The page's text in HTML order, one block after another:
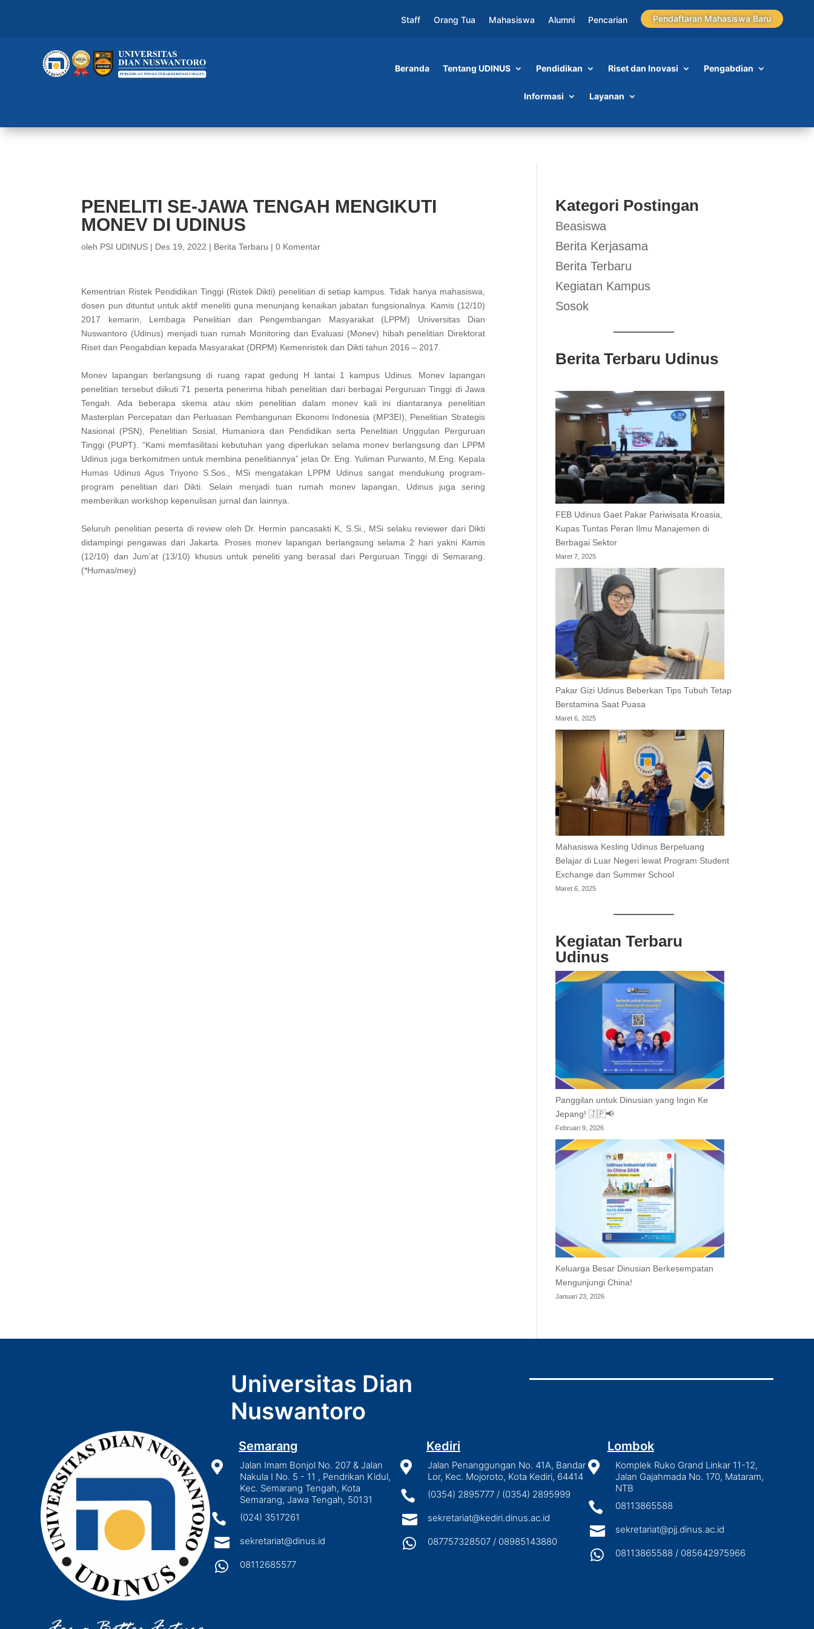
Staff Orang Tua Mahasiswa Alumni Pencarian Pendaftaran Mahasiswa Baru
Beranda Tentang UDINUS Pendidikan Riset dan Inovasi Pengabdian
Informasi Layanan
PENELITI SE-JAWA TENGAH MENGIKUTI
MONEV DI UDINUS
oleh PSI UDINUS | Des 19, 2022 | Berita Terbaru |0 Komentar
Kementrian Ristek Pendidikan Tinggi (Ristek Dikti) penelitian di setiap kampus. Tidak hanya mahasiswa,
dosen pun dituntut untuk aktif meneliti guna menunjang kenaikan jabatan fungsionalnya. Kamis (12/10)
2017 kemarin, Lembaga Penelitian dan Pengembangan Masyarakat (LPPM) Universitas Dian
Nuswantoro (Udinus) menjadi tuan rumah Monitoring dan Evaluasi (Monev) hibah penelitian Direktorat
Riset dan Pengabdian kepada Masyarakat (DRPM) Kemenristek dan Dikti tahun 2016 – 2017.
Monev lapangan berlangsung di ruang rapat gedung H lantai 1 kampus Udinus. Monev lapangan
penelitian tersebut diikuti 71 peserta penerima hibah penelitian dari berbagai Perguruan Tinggi di Jawa
Tengah. Ada beberapa skema atau skim penelitian dalam monev kali ini diantaranya penelitian
Masterplan Percepatan dan Perluasan Pembangunan Ekonomi Indonesia (MP3EI), Penelitian Strategis
Nasional (PSN), Penelitian Sosial, Humaniora dan Pendidikan serta Penelitian Unggulan Perguruan
Tinggi (PUPT). “Kami memfasilitasi kebutuhan yang diperlukan selama monev berlangsung dan LPPM
Udinus juga berkomitmen untuk membina penelitiannya” jelas Dr. Eng. Yuliman Purwanto, M.Eng. Kepala
Humas Udinus Agus Triyono S.Sos., MSi mengatakan LPPM Udinus sangat mendukung program-
program penelitian dari Dikti. Selain menjadi tuan rumah monev lapangan, Udinus juga sering
memberikan workshop kepenulisan jurnal dan lainnya.
Seluruh penelitian peserta di review oleh Dr. Hermin pancasakti K, S.Si., MSi selaku reviewer dari Dikti
didampingi pengawas dari Jakarta. Proses monev lapangan berlangsung selama 2 hari yakni Kamis
(12/10) dan Jum’at (13/10) khusus untuk peneliti yang berasal dari Perguruan Tinggi di Semarang.
(*Humas/mey)
Kategori Postingan
Beasiswa
Berita Kerjasama
Berita Terbaru
Kegiatan Kampus
Sosok
Berita Terbaru Udinus
FEB Udinus Gaet Pakar Pariwisata Kroasia,
Kupas Tuntas Peran Ilmu Manajemen di
Berbagai Sektor
Maret 7, 2025
Pakar Gizi Udinus Beberkan Tips Tubuh Tetap
Berstamina Saat Puasa
Maret 6, 2025
Mahasiswa Kesling Udinus Berpeluang
Belajar di Luar Negeri lewat Program Student
Exchange dan Summer School
Maret 6, 2025
Kegiatan Terbaru
Udinus
Panggilan untuk Dinusian yang Ingin Ke
Jepang! 🇯🇵📢
Februari 9, 2026
Keluarga Besar Dinusian Berkesempatan
Mengunjungi China!
Januari 23, 2026
Universitas Dian
Nuswantoro
Semarang

Jalan Imam Bonjol No. 207 & Jalan
Nakula I No. 5 - 11 , Pendrikan Kidul,
Kec. Semarang Tengah, Kota
Semarang, Jawa Tengah, 50131
 (024) 3517261
 sekretariat@dinus.id
 08112685577
Kediri

Jalan Penanggungan No. 41A, Bandar
Lor, Kec. Mojoroto, Kota Kediri, 64414
 (0354) 2895777 / (0354) 2895999
 sekretariat@kediri.dinus.ac.id
 087757328507 / 08985143880
Lombok

Komplek Ruko Grand Linkar 11-12,
Jalan Gajahmada No. 170, Mataram,
NTB
 08113865588
 sekretariat@pjj.dinus.ac.id
 08113865588 / 085642975966